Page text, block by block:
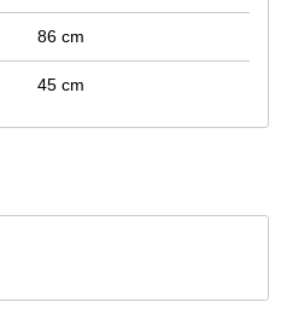
86 cm
45 cm